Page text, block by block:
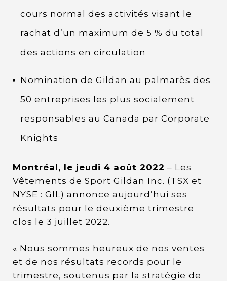
cours normal des activités visant le
rachat d’un maximum de 5 % du total
des actions en circulation
Nomination de Gildan au palmarès des
50 entreprises les plus socialement
responsables au Canada par Corporate
Knights
Montréal, le jeudi 4 août 2022 – Les
Vêtements de Sport Gildan Inc. (TSX et
NYSE : GIL) annonce aujourd’hui ses
résultats pour le deuxième trimestre
clos le 3 juillet 2022.
« Nous sommes heureux de nos ventes
et de nos résultats records pour le
trimestre, soutenus par la stratégie de